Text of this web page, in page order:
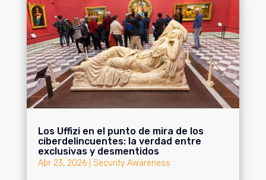
Los Uffizi en el punto de mira de los
ciberdelincuentes: la verdad entre
exclusivas y desmentidos
Abr 23, 2026| Security Awareness